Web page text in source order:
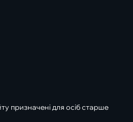
призначені для осіб старше